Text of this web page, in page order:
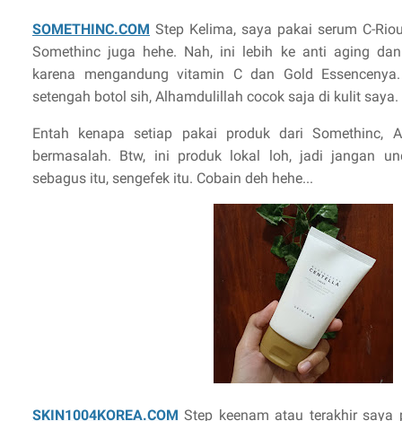
SOMETHINC.COM Step Kelima, saya pakai serum C-
Somethinc juga hehe. Nah, ini lebih ke anti aging
karena mengandung vitamin C dan Gold
setengah botol sih, Alhamdulillah cocok saja di kulit saya.
Entah kenapa setiap pakai produk dari Somethinc,
bermasalah. Btw, ini produk lokal loh, jadi jangan
sebagus itu, sengefek itu. Cobain deh hehe...
SKIN1004KOREA.COM Step keenam atau terakhir